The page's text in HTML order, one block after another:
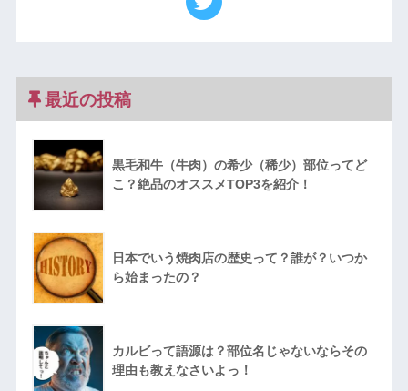
最近の投稿
黒毛和牛（牛肉）の希少（稀少）部位ってど
こ？絶品のオススメTOP3を紹介！
日本でいう焼肉店の歴史って？誰が？いつか
ら始まったの？
カルビって語源は？部位名じゃないならその
理由も教えなさいよっ！